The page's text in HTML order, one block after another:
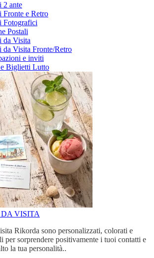
2 ante
Fronte e Retro
Fotografici
Postali
da Visita
da Visita Fronte/Retro
e inviti
Biglietti Lutto
VISITA
Rikorda sono personalizzati, colorati e
per sorprendere positivamente i tuoi contatti e
la tua personalità..